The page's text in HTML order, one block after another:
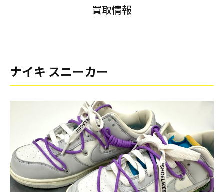
買取情報
ナイキ スニーカー